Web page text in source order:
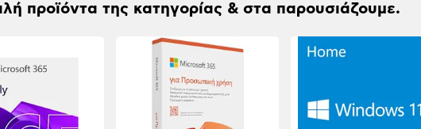
προϊόντα της κατηγορίας & στα παρουσιάζουμε.